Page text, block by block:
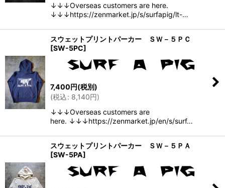
↓↓↓Overseas customers are here.
↓↓↓https://zenmarket.jp/s/surfapig/lt-…
スウェットプリントパーカー ＳＷ－５ＰＣ
[SW-5PC]
7,400円(税別)
(税込: 8,140円)
↓↓↓Overseas customers are
here. ↓↓↓https://zenmarket.jp/en/s/surf…
スウェットプリントパーカー ＳＷ－５ＰＡ
[SW-5PA]